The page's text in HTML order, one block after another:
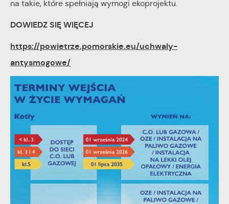
na takie, które spełniają wymogi ekoprojektu.
DOWIEDZ SIĘ WIĘCEJ
https://powietrze.pomorskie.eu/uchwaly-
antysmogowe/